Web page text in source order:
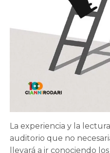
La experiencia y la
auditorio que no
llevará a ir conociendo